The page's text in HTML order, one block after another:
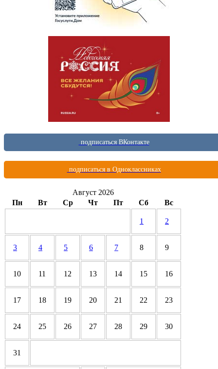
подписаться ВКонтакте
подписаться в Одноклассниках
Август 2026
Пн
Вт Ср Чт Пт Сб Вс
1 2
3 4 5 6 7 8 9
10 11 12 13 14 15 16
17 18 19 20 21 22 23
24 25 26 27 28 29 30
31